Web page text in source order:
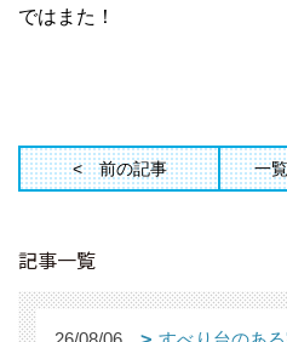
ではまた！
前の記事 一覧
記事一覧